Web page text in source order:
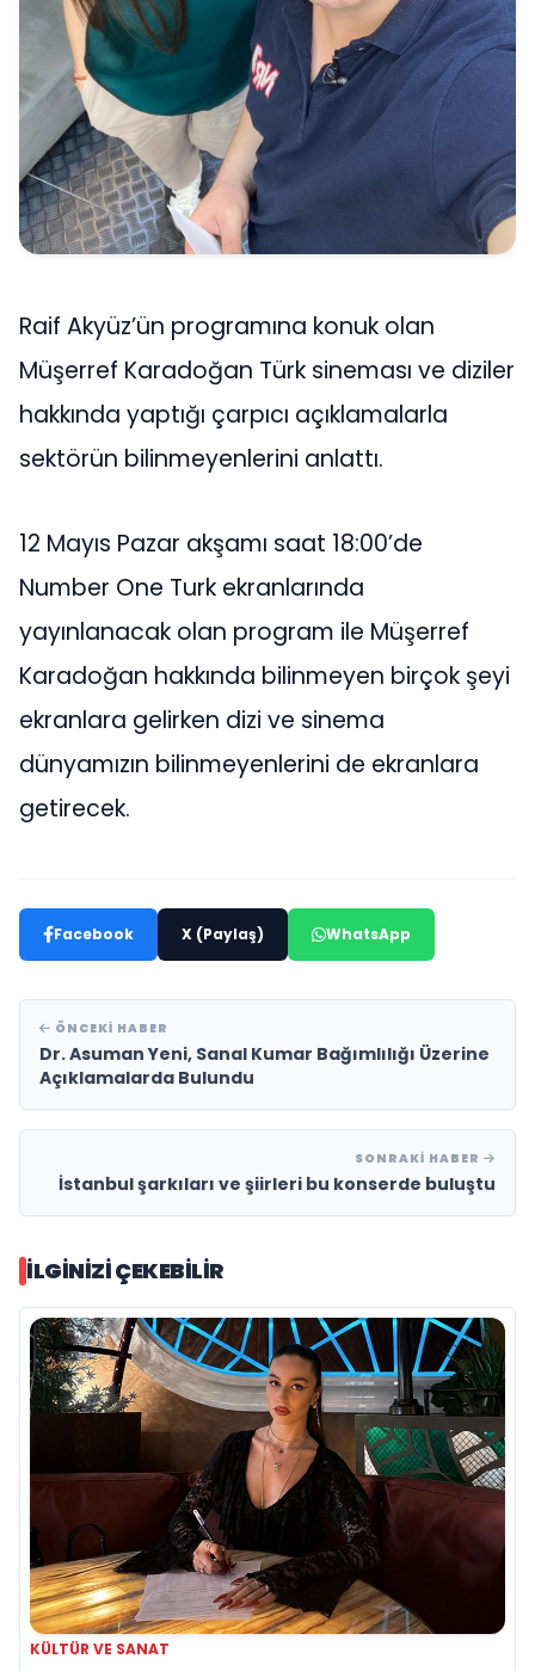
Raif Akyüz’ün programına konuk olan
Müşerref Karadoğan Türk sineması ve diziler
hakkında yaptığı çarpıcı açıklamalarla
sektörün bilinmeyenlerini anlattı.
12 Mayıs Pazar akşamı saat 18:00’de
Number One Turk ekranlarında
yayınlanacak olan program ile Müşerref
Karadoğan hakkında bilinmeyen birçok şeyi
ekranlara gelirken dizi ve sinema
dünyamızın bilinmeyenlerini de ekranlara
getirecek.
Facebook X (Paylaş) WhatsApp
ÖNCEKI HABER
Dr. Asuman Yeni, Sanal Kumar Bağımlılığı Üzerine
Açıklamalarda Bulundu
SONRAKI HABER
İstanbul şarkıları ve şiirleri bu konserde buluştu
İLGINIZI ÇEKEBILIR
KÜLTÜR VE SANAT